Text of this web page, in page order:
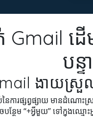
Gmail ដើ
បន្
ងាយស្រួ
រផ្សព្វផ្សាយ មានដំណោះស្រា
ន្ថែម “+អ្វីមួយ” ទៅក្នុងឈ្